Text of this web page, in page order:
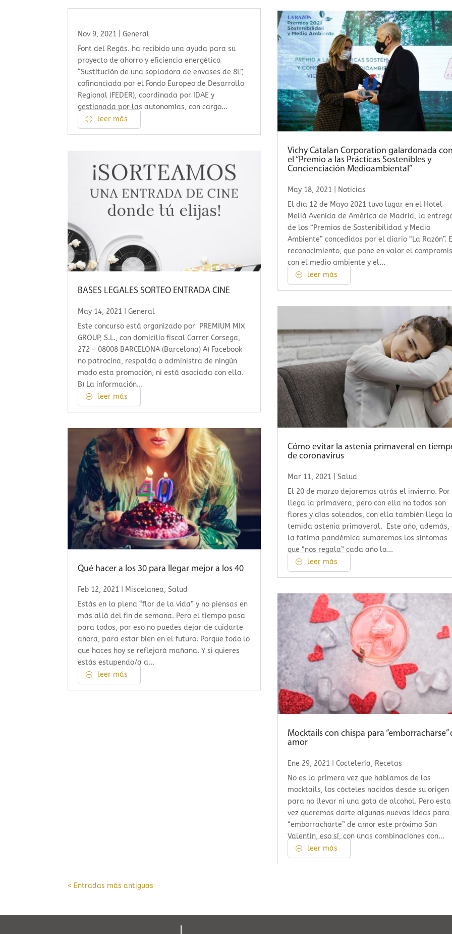
Nov 9, 2021 |General
Font del Regàs. ha recibido una ayuda para su
proyecto de ahorro y eficiencia energética
“Sustitución de una sopladora de envases de 8L”,
cofinanciada por el Fondo Europeo de Desarrollo
Regional (FEDER), coordinada por IDAE y
gestionada por las autonomías, con cargo...
leer más
BASES LEGALES SORTEO ENTRADA CINE
May 14, 2021 |General
Este concurso está organizado por PREMIUM MIX
GROUP, S.L., con domicilio fiscal Carrer Corsega,
272 – 08008 BARCELONA (Barcelona) A) Facebook
no patrocina, respalda o administra de ningún
modo esta promoción, ni está asociada con ella.
B) La información...
leer más
Qué hacer a los 30 para llegar mejor a los 40
Feb 12, 2021 Miscelanea,Salud
Estás en la plena “flor de la vida” y no piensas en
más allá del fin de semana. Pero el tiempo pasa
para todos, por eso no puedes dejar de cuidarte
ahora, para estar bien en el futuro. Porque todo lo
que haces hoy se reflejará mañana. Y si quieres
estás estupendo/a a...
leer más
Vichy Catalan Corporation galardonada
el “Premio a las Prácticas Sostenibles y
Concienciación Medioambiental”
May 18, 2021
Noticias
El día 12 de Mayo 2021 tuvo lugar en el Hotel
Meliá Avenida de América de Madrid, la
de los “Premios de Sostenibilidad y Medio
Ambiente” concedidos por el diario “La Razón”.
reconocimiento, que pone en valor el
con el medio ambiente y el...
leer más
Cómo evitar la astenia primaveral en
de coronavirus
Mar 11, 2021
Salud
El 20 de marzo dejaremos atrás el invierno. Por
llega la primavera, pero con ella no todos son
flores y días soleados, con ella también llega la
temida astenia primaveral. Este año, además,
la fatima pandémica sumaremos los síntomas
que “nos regala” cada año la...
leer más
Mocktails con chispa para “emborracharse”
amor
Ene 29, 2021 Coctelería, Recetas
No es la primera vez que hablamos de los
mocktails, los cócteles nacidos desde su origen
para no llevar ni una gota de alcohol. Pero esta
vez queremos darte algunas nuevas ideas para
“emborracharte” de amor este próximo San
Valentín, eso sí, con unas combinaciones con...
leer más
« Entradas más antiguas